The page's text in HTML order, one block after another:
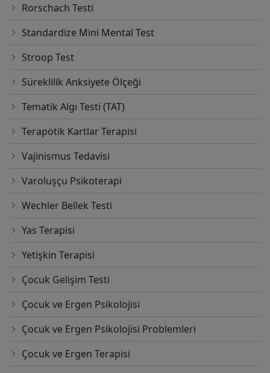
Rorschach Testi
Standardize Mini Mental Test
Stroop Test
Süreklilik Anksiyete Ölçeği
Tematik Algı Testi (TAT)
Terapötik Kartlar Terapisi
Vajinismus Tedavisi
Varoluşçu Psikoterapi
Wechler Bellek Testi
Yas Terapisi
Yetişkin Terapisi
Çocuk Gelişim Testi
Çocuk ve Ergen Psikolojisi
Çocuk ve Ergen Psikolojisi Problemleri
Çocuk ve Ergen Terapisi